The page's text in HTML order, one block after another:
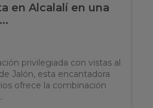
en Alcalalí en una
privilegiada con vistas al
Jalón, esta encantadora
ofrece la combinación